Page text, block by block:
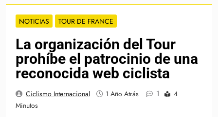
NOTICIAS TOUR DE FRANCE
La organización del Tour
prohíbe el patrocinio de una
reconocida web ciclista
Ciclismo Internacional 1 Año Atrás 1
4
Minutos